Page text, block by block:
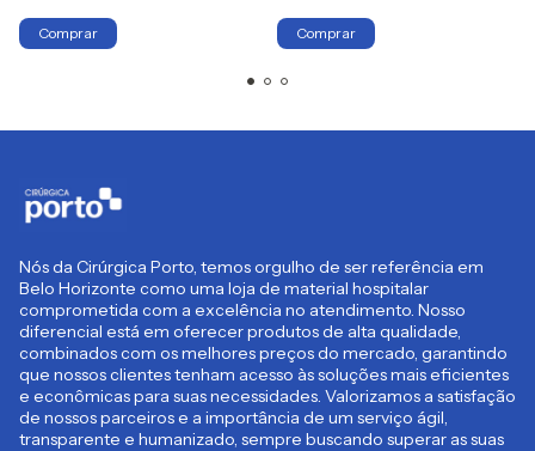
Nós da Cirúrgica Porto, temos orgulho de ser referência em
Belo Horizonte como uma loja de material hospitalar
comprometida com a excelência no atendimento. Nosso
diferencial está em oferecer produtos de alta qualidade,
combinados com os melhores preços do mercado, garantindo
que nossos clientes tenham acesso às soluções mais eficientes
e econômicas para suas necessidades. Valorizamos a satisfação
de nossos parceiros e a importância de um serviço ágil,
transparente e humanizado, sempre buscando superar as suas